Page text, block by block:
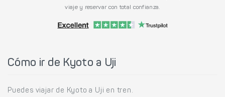
viaje y reservar con total confianza.
Cómo ir de Kyoto a Uji
Puedes viajar de Kyoto a Uji en tren.